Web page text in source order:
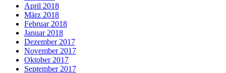
April 2018
März 2018
Februar 2018
Januar 2018
Dezember 2017
November 2017
Oktober 2017
September 2017